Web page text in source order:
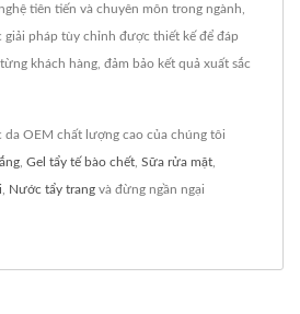
tiên tiến và chuyên môn trong ngành,
giải pháp tùy chỉnh được thiết kế để đáp
khách hàng, đảm bảo kết quả xuất sắc
da OEM chất lượng cao của chúng tôi
Gel tẩy tế bào chết Sữa rửa mặt
Nước tẩy trang và đừng ngần ngại